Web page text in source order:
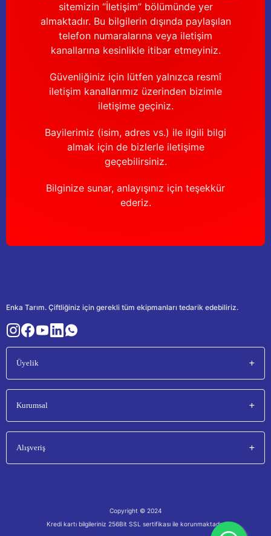
sitemizin “İletişim” bölümünde yer
almaktadır. Bu bilgilerin dışında paylaşılan
telefon numaralarına veya iletişim
kanallarına kesinlikle itibar etmeyiniz.
Güvenliğiniz için lütfen yalnızca resmî
iletişim kanallarımız üzerinden bizimle
iletişime geçiniz.
Bayilerimiz (isim, adres vs.) ile ilgili bilgi
almak için de bizlerle iletişime
geçebilirsiniz.
Bilginize sunar, anlayışınız için teşekkür
ederiz.
Enka Tarım. Çiftliğiniz için gerekli tüm ekipmanları tedarik edebiliriz.
Üyelik
Kurumsal
Alışveriş
Copyright © 2024
Kredi kartı bilgileriniz 256Bit SSL sertifikası ile korunmaktadır.